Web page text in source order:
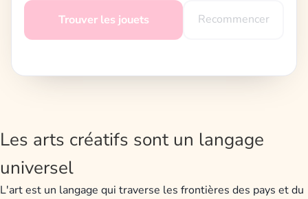
Trouver les jouets Recommencer
Les arts créatifs sont un langage
universel
L'art est un langage qui traverse les frontières des pays et du